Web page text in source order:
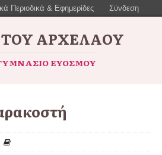
ΑΡΧΈΛΑΟΥ
ΕΥΌΣΜΟΥ
Περιοδικά & Εφημερίδες Σύνδεση